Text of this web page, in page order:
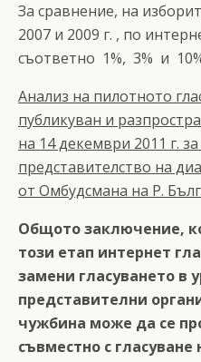
За сравнение, на
2007 и 2009 г. , по
съответно 1%, 3% и
Анализ на пилотното
публикуван и
на 14 декември 2011 г.
представителство на
от Омбудсмана на Р.
Общото заключение,
този етап интернет
замени гласуването в
представителни
чужбина може да се
съвместно с